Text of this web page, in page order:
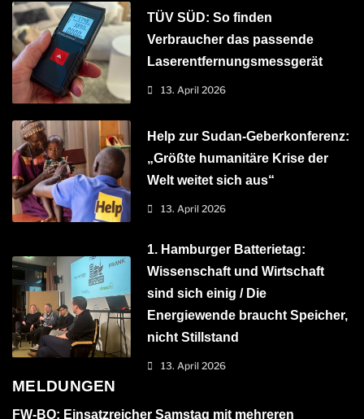
TÜV SÜD: So finden
Verbraucher das passende
Laserentfernungsmessgerät
13. April 2026
Help zur Sudan-Geberkonferenz:
„Größte humanitäre Krise der
Welt weitet sich aus“
13. April 2026
1. Hamburger Batterietag:
Wissenschaft und Wirtschaft
sind sich einig / Die
Energiewende braucht Speicher,
nicht Stillstand
13. April 2026
MELDUNGEN
FW-BO: Einsatzreicher Samstag mit mehreren